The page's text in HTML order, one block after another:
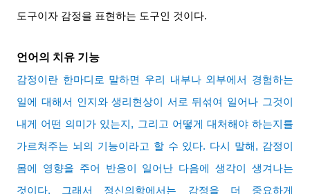
도구이자 감정을 표현하는 도구인 것이다.
언어의 치유 기능
감정이란 한마디로 말하면 우리 내부나 외부에서 경험하는
일에 대해서 인지와 생리현상이 서로 뒤섞여 일어나 그것이
내게 어떤 의미가 있는지 , 그리고 어떻게 대처해야 하는지를
가르쳐주는 뇌의 기능이라고 할 수 있다. 다시 말해 , 감정이
몸에 영향을 주어 반응이 일어난 다음에 생각이 생겨나는
것이다. 그래서 정신의학에서는 감정을 더 중요하게